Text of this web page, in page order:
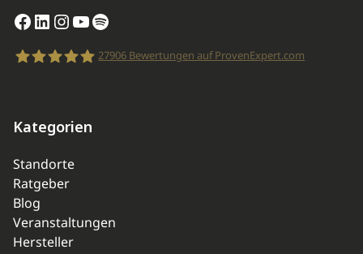
Facebook
LinkedIn
Instagram
YouTube
Spotify
27906Bewertungen auf ProvenExpert.com
Kategorien
Standorte
Ratgeber
Blog
Veranstaltungen
Hersteller